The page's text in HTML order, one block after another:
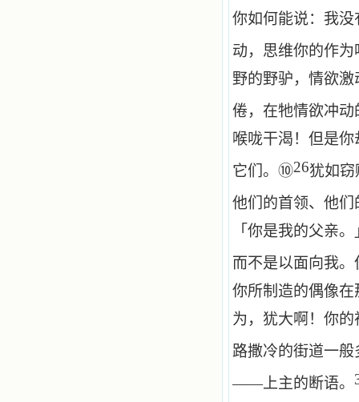
你如何能说：我
动，思维你的作
野的野驴，情欲
倦，在牠情欲冲
喉咙干渴！但是
它们。⑩26犹如
他们的首领、他
「你是我的父亲
而不是以面向我
你所制造的偶像
为，犹大啊！你
路撒冷的街道一般
——上主的断语。